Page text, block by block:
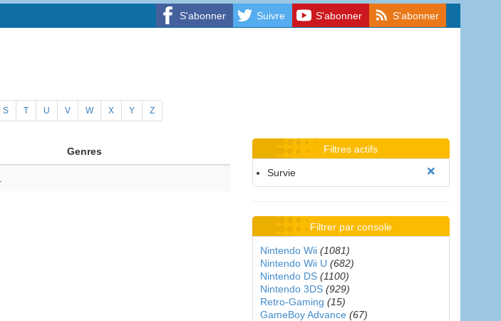
S'abonner Suivre S'abonner S'abonner
S T U V W X Y Z
Genres Filtres actifs
Survie
Filtrer par console
Nintendo Wii (1081)
Nintendo Wii U (682)
Nintendo DS (1100)
Nintendo 3DS (929)
Retro-Gaming (15)
GameBoy Advance (67)